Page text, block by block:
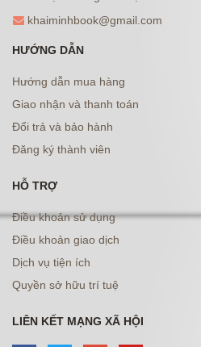
khaiminhbook@gmail.com
HƯỚNG DẪN
Hướng dẫn mua hàng
Giao nhận và thanh toán
Đổi trả và bảo hành
Đăng ký thành viên
HỖ TRỢ
Điều khoản sử dụng
Điều khoản giao dịch
Dịch vụ tiện ích
Quyền sở hữu trí tuệ
LIÊN KẾT MẠNG XÃ HỘI